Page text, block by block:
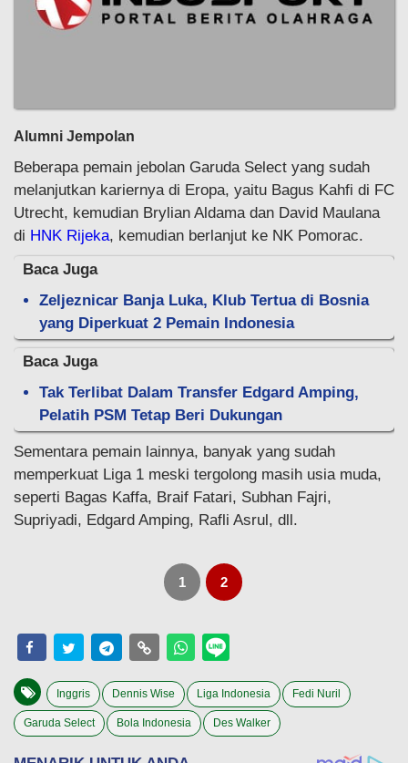
Alumni Jempolan
Beberapa pemain jebolan Garuda Select yang sudah
melanjutkan kariernya di Eropa, yaitu Bagus Kahfi di FC
Utrecht, kemudian Brylian Aldama dan David Maulana
di HNK Rijeka, kemudian berlanjut ke NK Pomorac.
Baca Juga
Zeljeznicar Banja Luka, Klub Tertua di Bosnia
yang Diperkuat 2 Pemain Indonesia
Baca Juga
Tak Terlibat Dalam Transfer Edgard Amping,
Pelatih PSM Tetap Beri Dukungan
Sementara pemain lainnya, banyak yang sudah
memperkuat Liga 1 meski tergolong masih usia muda,
seperti Bagas Kaffa, Braif Fatari, Subhan Fajri,
Supriyadi, Edgard Amping, Rafli Asrul, dll.
1 2
Inggris Dennis Wise Liga Indonesia Fedi Nuril
Garuda Select Bola Indonesia Des Walker